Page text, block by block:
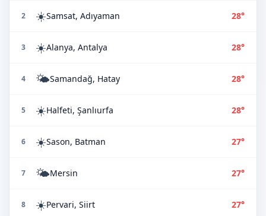
2 ☀️Samsat, Adıyaman 28°
3 ☀️Alanya, Antalya 28°
4 🌤️Samandağ, Hatay 28°
5 ☀️Halfeti, Şanlıurfa 28°
6 ☀️Sason, Batman 27°
7 🌤️Mersin 27°
8 ☀️Pervari, Siirt 27°